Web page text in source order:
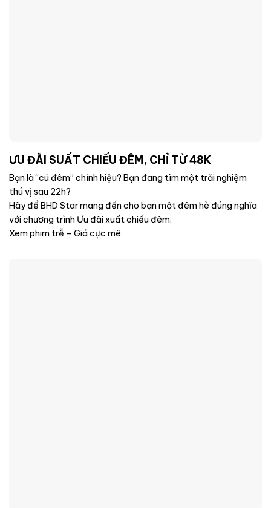
ƯU ĐÃI SUẤT CHIẾU ĐÊM, CHỈ TỪ 48K
Bạn là “cú đêm” chính hiệu? Bạn đang tìm một trải nghiệm
thú vị sau 22h?
Hãy để BHD Star mang đến cho bạn một đêm hè đúng nghĩa
với chương trình Ưu đãi xuất chiếu đêm.
Xem phim trễ – Giá cực mê